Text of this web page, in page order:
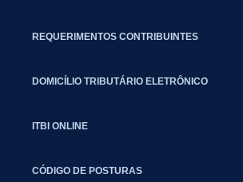
REQUERIMENTOS CONTRIBUINTES
DOMICÍLIO TRIBUTÁRIO ELETRÔNICO
ITBI ONLINE
CÓDIGO DE POSTURAS